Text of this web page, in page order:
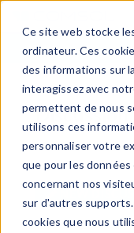
Ce site web stocke
ordinateur. Ces
des informations sur
interagissez avec
permettent de nous
utilisons ces
personnaliser votre
que pour les
concernant nos
sur d'autres
cookies que nous